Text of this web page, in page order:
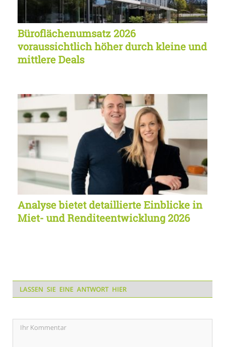
Büroflächenumsatz 2026
voraussichtlich höher durch kleine und
mittlere Deals
Analyse bietet detaillierte Einblicke in
Miet- und Renditeentwicklung 2026
LASSEN SIE EINE ANTWORT HIER